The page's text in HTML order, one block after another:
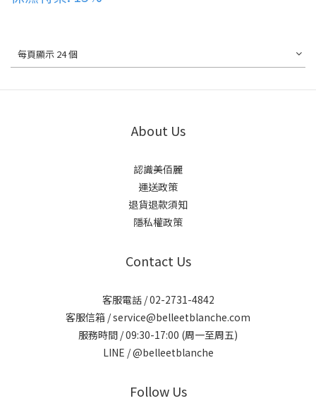
每頁顯示 24 個
About Us
認識美佰麗
運送政策
退貨退款須知
隱私權政策
Contact Us
客服電話 / 02-2731-4842
客服信箱 / service@belleetblanche.com​
服務時間 / 09:30-17:00 (周一至周五)
LINE / @belleetblanche
Follow Us